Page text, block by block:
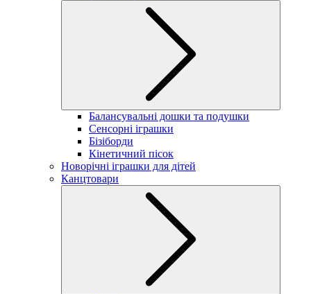
Балансувальні дошки та подушки
Сенсорні іграшки
Бізіборди
Кінетичний пісок
Новорічні іграшки для дітей
Канцтовари